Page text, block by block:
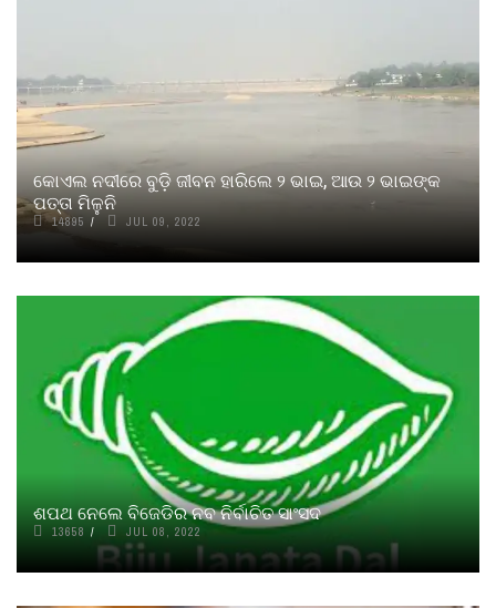
କୋଏଲ ନଦୀରେ ବୁଡ଼ି ଜୀବନ ହାରିଲେ ୨ ଭାଇ, ଆଉ ୨ ଭାଇଙ୍କ
ପତ୍ତା ମିଳୁନି
14895 JUL 09, 2022
ଶପଥ ନେଲେ ବିଜେଡିର ନବ ନିର୍ବାଚିତ ସାଂସଦ
13658 JUL 08, 2022